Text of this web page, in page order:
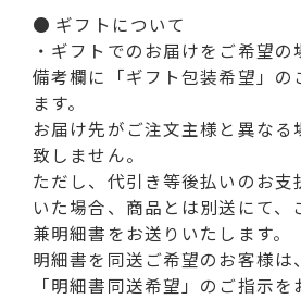
● ギフトについて
・ギフトでのお届けをご希望
備考欄に「ギフト包装希望」の
ます。
お届け先がご注文主様と異なる
致しません。
ただし、代引き等後払いのお支
いた場合、商品とは別送にて、
兼明細書をお送りいたします。
明細書を同送ご希望のお客様は
「明細書同送希望」のご指示を